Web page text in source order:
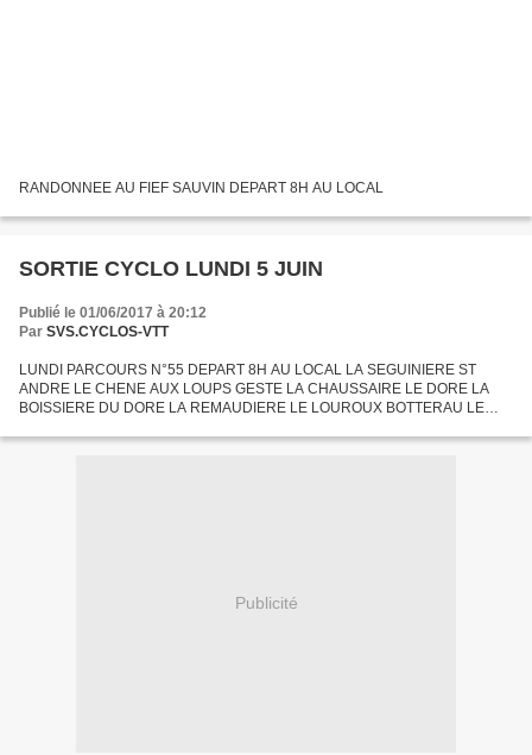
RANDONNEE AU FIEF SAUVIN DEPART 8H AU LOCAL
SORTIE CYCLO LUNDI 5 JUIN
Publié le 01/06/2017 à 20:12
Par SVS.CYCLOS-VTT
LUNDI PARCOURS N°55 DEPART 8H AU LOCAL LA SEGUINIERE ST
ANDRE LE CHENE AUX LOUPS GESTE LA CHAUSSAIRE LE DORE LA
BOISSIERE DU DORE LA REMAUDIERE LE LOUROUX BOTTERAU LE
LA SEGUINIERE 99 KM
Publicité